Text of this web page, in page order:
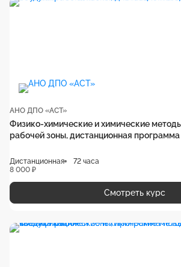
АНО ДПО «АСТ»
Физико-химические и химические
рабочей зоны, дистанционная
Дистанционная
72 часа
8 000 ₽
Смотреть курс